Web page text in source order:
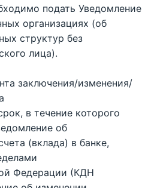
подать Уведомление
организациях (об
структур без
лица).
заключения/изменения/
в течение которого
об
(вклада) в банке,
Федерации (КДН